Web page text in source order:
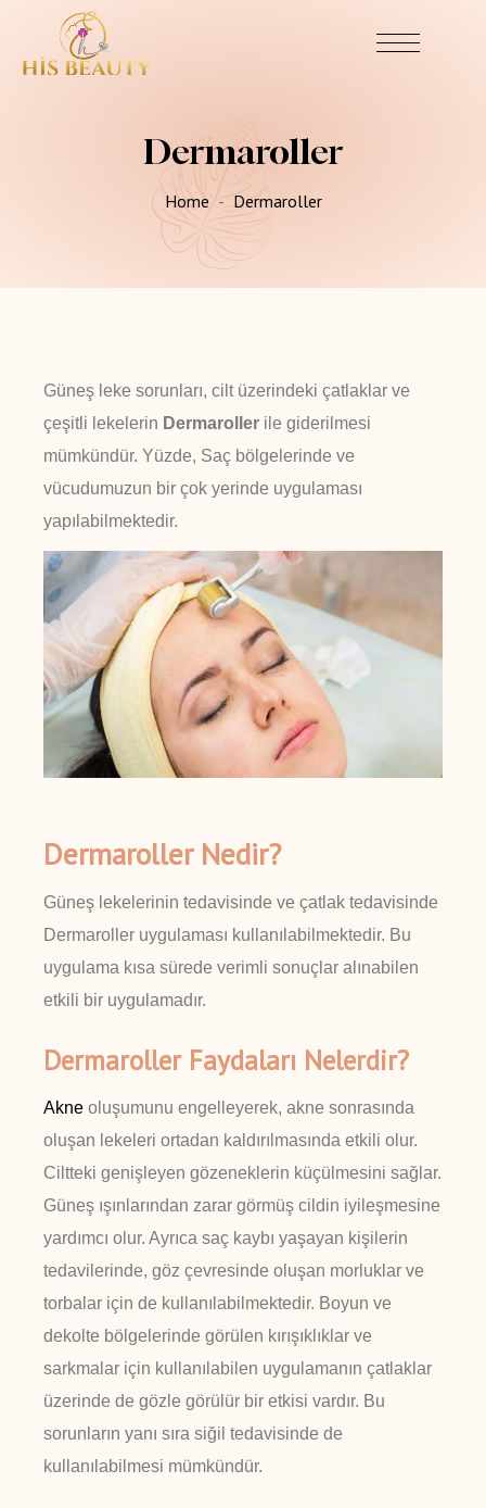
Dermaroller
Home Dermaroller
Güneş leke sorunları, cilt üzerindeki çatlaklar ve
çeşitli lekelerin Dermaroller ile giderilmesi
mümkündür. Yüzde, Saç bölgelerinde ve
vücudumuzun bir çok yerinde uygulaması
yapılabilmektedir.
Dermaroller Nedir?
Güneş lekelerinin tedavisinde ve çatlak tedavisinde
Dermaroller uygulaması kullanılabilmektedir. Bu
uygulama kısa sürede verimli sonuçlar alınabilen
etkili bir uygulamadır.
Dermaroller Faydaları Nelerdir?
Akne oluşumunu engelleyerek, akne sonrasında
oluşan lekeleri ortadan kaldırılmasında etkili olur.
Ciltteki genişleyen gözeneklerin küçülmesini sağlar.
Güneş ışınlarından zarar görmüş cildin iyileşmesine
yardımcı olur. Ayrıca saç kaybı yaşayan kişilerin
tedavilerinde, göz çevresinde oluşan morluklar ve
torbalar için de kullanılabilmektedir. Boyun ve
dekolte bölgelerinde görülen kırışıklıklar ve
sarkmalar için kullanılabilen uygulamanın çatlaklar
üzerinde de gözle görülür bir etkisi vardır. Bu
sorunların yanı sıra siğil tedavisinde de
kullanılabilmesi mümkündür.